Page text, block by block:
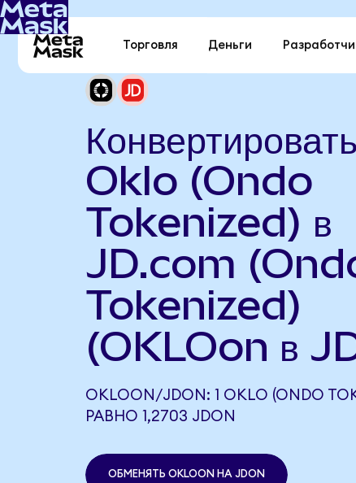
Торговля Деньги
Конвертировать
Oklo (Ondo
Tokenized) в
JD.com
Tokenized)
(OKLOon в
OKLOON/JDON: 1 OKLO (ONDO
РАВНО 1,2703 JDON
ОБМЕНЯТЬ OKLOON НА JDON